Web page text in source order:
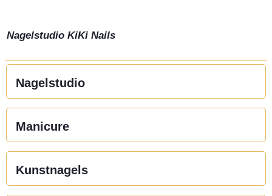
Nagelstudio KiKi Nails
Nagelstudio
Manicure
Kunstnagels